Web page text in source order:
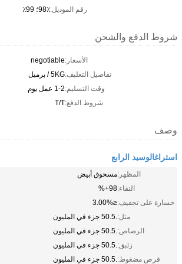
رقم الموديل:98٪؛ 99٪
شروط الدفع والشحن
الأسعار:negotiable
تفاصيل التغليف:5KG / برميل
وقت التسليم:1-2 عمل يوم
شروط الدفع:T/T
وصف
استراغالوسيد الرابع
المظهر:مسحوق أبيض
النقاء:98+%
خسارة على تجفيف:≤3.00%
مثل:.50.5 جزء في المليون
الرصاص:.50.5 جزء في المليون
زئبق:.50.5 جزء في المليون
قرص مضغوط:.50.5 جزء في المليون